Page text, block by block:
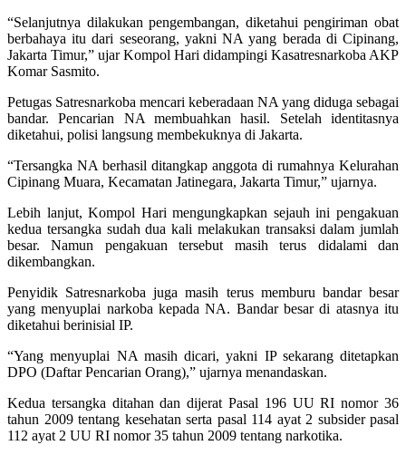
“Selanjutnya dilakukan pengembangan, diketahui pengiriman obat
berbahaya itu dari seseorang, yakni NA yang berada di Cipinang,
Jakarta Timur,” ujar Kompol Hari didampingi Kasatresnarkoba AKP
Komar Sasmito.
Petugas Satresnarkoba mencari keberadaan NA yang diduga sebagai
bandar. Pencarian NA membuahkan hasil. Setelah identitasnya
diketahui, polisi langsung membekuknya di Jakarta.
“Tersangka NA berhasil ditangkap anggota di rumahnya Kelurahan
Cipinang Muara, Kecamatan Jatinegara, Jakarta Timur,” ujarnya.
Lebih lanjut, Kompol Hari mengungkapkan sejauh ini pengakuan
kedua tersangka sudah dua kali melakukan transaksi dalam jumlah
besar. Namun pengakuan tersebut masih terus didalami dan
dikembangkan.
Penyidik Satresnarkoba juga masih terus memburu bandar besar
yang menyuplai narkoba kepada NA. Bandar besar di atasnya itu
diketahui berinisial IP.
“Yang menyuplai NA masih dicari, yakni IP sekarang ditetapkan
DPO (Daftar Pencarian Orang),” ujarnya menandaskan.
Kedua tersangka ditahan dan dijerat Pasal 196 UU RI nomor 36
tahun 2009 tentang kesehatan serta pasal 114 ayat 2 subsider pasal
112 ayat 2 UU RI nomor 35 tahun 2009 tentang narkotika.